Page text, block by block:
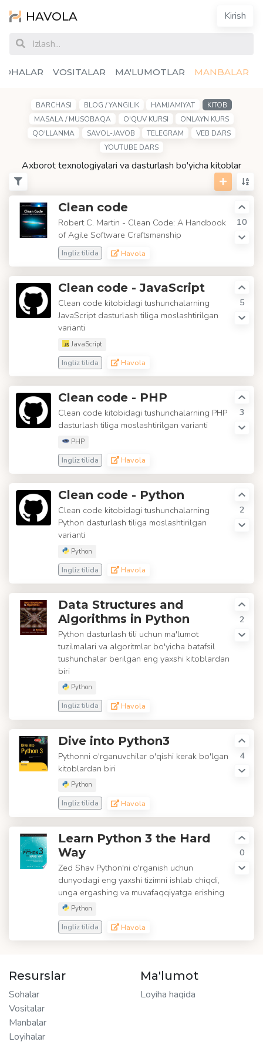
HAVOLA Kirish
VOSITALAR MA'LUMOTLAR MANBALAR
BARCHASI BLOG / YANGILIK HAMJAMIYAT
KITOB
MASALA / MUSOBAQA
O'QUV KURSI
ONLAYN KURS
QO'LLANMA
SAVOL-JAVOB TELEGRAM
VEB DARS
YOUTUBE DARS
Axborot texnologiyalari va dasturlash bo'yicha kitoblar
10
Clean code
Robert C. Martin - Clean Code: A Handbook
of Agile Software Craftsmanship
Ingliz tilida Havola
5
Clean code - JavaScript
Clean code kitobidagi tushunchalarning
JavaScript dasturlash tiliga moslashtirilgan
varianti
JavaScript
Ingliz tilida Havola
3
Clean code - PHP
Clean code kitobidagi tushunchalarning PHP
dasturlash tiliga moslashtirilgan varianti
PHP
Ingliz tilida Havola
2
Clean code - Python
Clean code kitobidagi tushunchalarning
Python dasturlash tiliga moslashtirilgan
varianti
Python
Ingliz tilida Havola
2
Data Structures and
Algorithms in Python
Python dasturlash tili uchun ma'lumot
tuzilmalari va algoritmlar bo'yicha batafsil
tushunchalar berilgan eng yaxshi kitoblardan
biri
Python
Ingliz tilida Havola
4
Dive into Python3
Pythonni o'rganuvchilar o'qishi kerak bo'lgan
kitoblardan biri
Python
Ingliz tilida Havola
0
Learn Python 3 the Hard
Way
Zed Shav Python'ni o'rganish uchun
dunyodagi eng yaxshi tizimni ishlab chiqdi,
unga ergashing va muvafaqqiyatga erishing
Python
Ingliz tilida Havola
Resurslar
Sohalar
Vositalar
Manbalar
Loyihalar
Ma'lumot
Loyiha haqida